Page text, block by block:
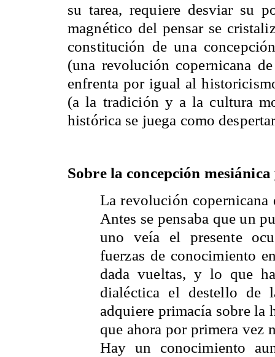
su tarea, requiere desviar su
magnético del pensar se
constitución de una
(una revolución copernicana
enfrenta por igual al
(a la tradición y a la cultura
histórica se juega como
Sobre la concepción
La revolución copernicana
Antes se pensaba que un
uno veía el presente
fuerzas de conocimiento
dada vueltas, y lo que
dialéctica el destello
adquiere primacía sobre la
que ahora por primera vez
Hay un conocimiento